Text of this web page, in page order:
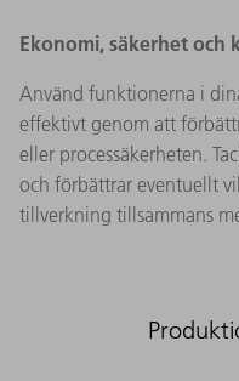
Ekonomi, säkerhet och
Använd funktionerna i
effektivt genom att
eller processäkerheten.
och förbättrar eventuellt
tillverkning tillsammans